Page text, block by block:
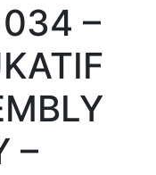
034 –
–